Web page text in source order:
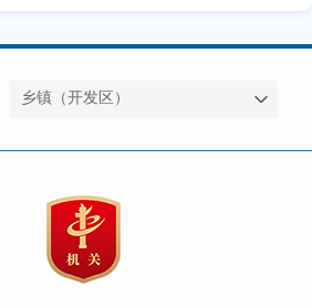
乡镇（开发区）